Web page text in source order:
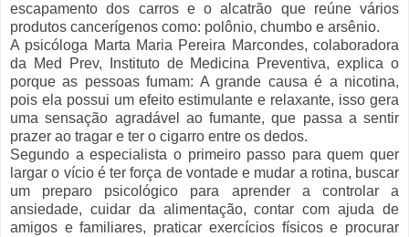
escapamento dos carros e o alcatrão que reúne vários
produtos cancerígenos como: polônio, chumbo e arsênio.
A psicóloga Marta Maria Pereira Marcondes, colaboradora
da Med Prev, Instituto de Medicina Preventiva, explica o
porque as pessoas fumam: A grande causa é a nicotina,
pois ela possui um efeito estimulante e relaxante, isso gera
uma sensação agradável ao fumante, que passa a sentir
prazer ao tragar e ter o cigarro entre os dedos.
Segundo a especialista o primeiro passo para quem quer
largar o vício é ter força de vontade e mudar a rotina, buscar
um preparo psicológico para aprender a controlar a
ansiedade, cuidar da alimentação, contar com ajuda de
amigos e familiares, praticar exercícios físicos e procurar